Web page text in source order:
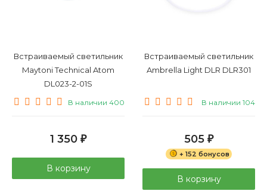
Встраиваемый светильник
Maytoni Technical Atom
DL023-2-01S
В наличии 400
1 350 ₽
В корзину
Встраиваемый светильник
Ambrella Light DLR DLR301
В наличии 104
505 ₽
+ 152 бонусов
В корзину